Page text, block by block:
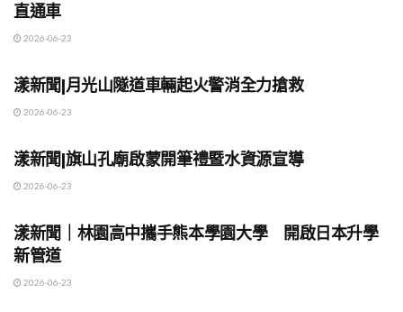
直通車
2026-06-23
漾新聞|月光山隧道車輛起火警消全力搶救
2026-06-23
漾新聞|旗山孔廟啟蒙開筆禮暨水資源宣導
2026-06-23
漾新聞｜林園高中攜手熊本學園大學 開啟日本升學
新管道
2026-06-23